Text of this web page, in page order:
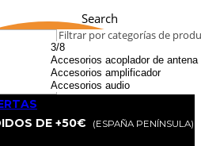
Search
Filtrar por categorías de
DE +50€
(ESPAÑA PENÍNSULA)